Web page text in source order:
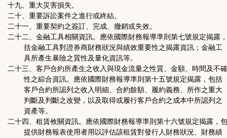
十九、重大災害損失。
二十、重要訴訟案件之進行或終結。
二十一、重要契約之簽訂、完成、撤銷或失效。
二十二、金融工具相關資訊。應依國際財務報導準則第七號規定揭露
括金融工具對證券商財務狀況與績效重要性之揭露資訊；金融工
具所產生暴險之質性及量化資訊等。
二十三、客戶合約所產生之收入與現金流量之性質、金額、時間及不
性之綜合資訊。應依國際財務報導準則第十五號規定揭露，包括
客戶合約所認列之收入明細、合約餘額、履約義務、所作之重大
判斷及判斷之改變，以及取得或履行客戶合約之成本中所認列之
資產等。
二十四、租賃攸關資訊。應依國際財務報導準則第十六號規定揭露，
提供財務報表使用者用以評估該租賃對發行人財務狀況、財務績